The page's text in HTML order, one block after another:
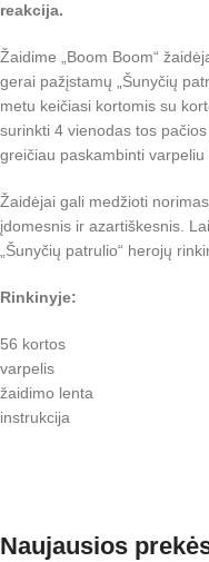
reakcija.
Žaidime „Boom Boom“
gerai pažįstamų „Šunyčių
metu keičiasi kortomis su
surinkti 4 vienodas tos
greičiau paskambinti
Žaidėjai gali medžioti
įdomesnis ir azartiškesnis.
„Šunyčių patrulio“ herojų
Rinkinyje:
56 kortos
varpelis
žaidimo lenta
instrukcija
Naujausios